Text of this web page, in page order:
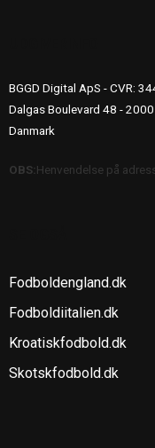
BGGD Digital ApS - CVR:
Dalgas Boulevard 48 -
Danmark
OBS:Henvendelse på
Fodboldengland.dk
Fodboldiitalien.dk
Kroatiskfodbold.dk
Skotskfodbold.dk